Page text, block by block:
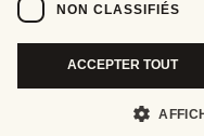
NON CLASSIFIÉS
ACCEPTER TOUT